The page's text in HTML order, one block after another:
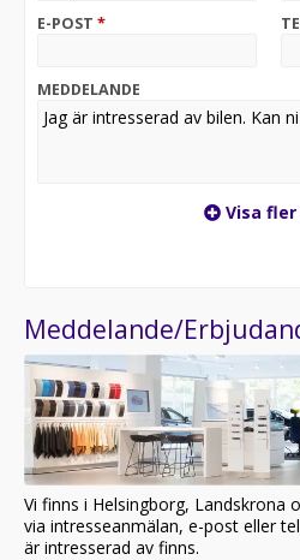
Försäkring via Volvia
Upplev den perfekta balansen
design och hållbarhet – i en
Kontakta oss på Bildeve idag
E-POST *
MEDDELANDE
Visa
Meddelande/
Vi finns i Helsingborg, Landskrona
via intresseanmälan, e-post eller
är intresserad av finns.